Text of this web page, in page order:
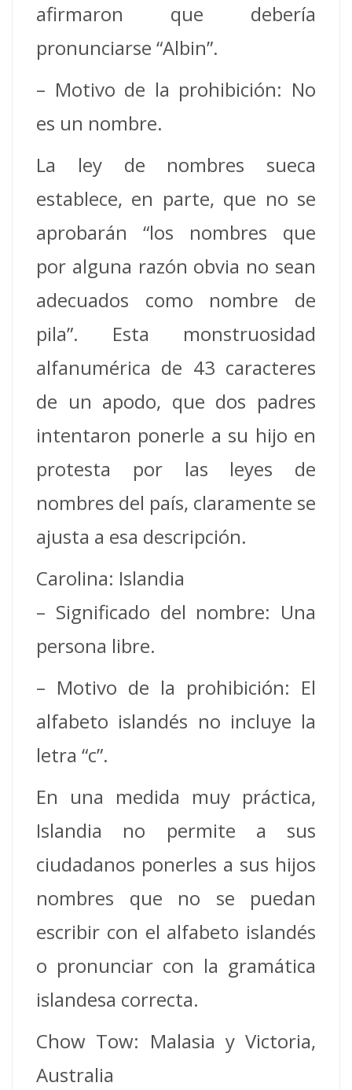
afirmaron que debería
pronunciarse “Albin”.
– Motivo de la prohibición: No
es un nombre.
La ley de nombres sueca
establece, en parte, que no se
aprobarán “los nombres que
por alguna razón obvia no sean
adecuados como nombre de
pila”. Esta monstruosidad
alfanumérica de 43 caracteres
de un apodo, que dos padres
intentaron ponerle a su hijo en
protesta por las leyes de
nombres del país, claramente se
ajusta a esa descripción.
Carolina: Islandia
– Significado del nombre: Una
persona libre.
– Motivo de la prohibición: El
alfabeto islandés no incluye la
letra “c”.
En una medida muy práctica,
Islandia no permite a sus
ciudadanos ponerles a sus hijos
nombres que no se puedan
escribir con el alfabeto islandés
o pronunciar con la gramática
islandesa correcta.
Chow Tow: Malasia y Victoria,
Australia